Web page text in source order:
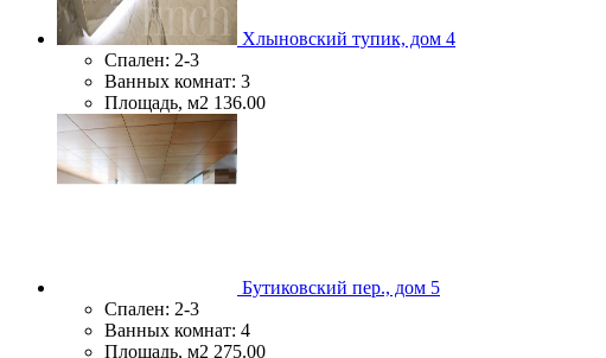
Хлыновский тупик, дом 4
Спален: 2-3
Ванных комнат: 3
Площадь, м2 136.00
Бутиковский пер., дом 5
Спален: 2-3
Ванных комнат: 4
Площадь, м2 275.00